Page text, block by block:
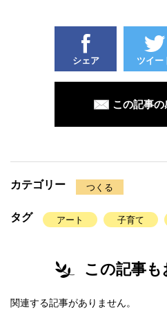
シェア ツイー
この記事
カテゴリー つくる
タグ アート 子育て
この記事
関連する記事がありません。